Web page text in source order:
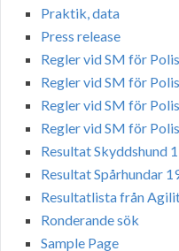
Praktik, data
Press release
Regler vid SM för
Regler vid SM för
Regler vid SM för
Regler vid SM för
Resultat Skyddshund
Resultat Spårhundar
Resultatlista från
Ronderande sök
Sample Page